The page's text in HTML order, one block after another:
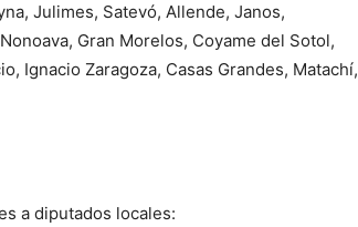
Julimes, Satevó, Allende, Janos,
Gran Morelos, Coyame del Sotol,
Ignacio Zaragoza, Casas Grandes, Matachí,
a diputados locales: